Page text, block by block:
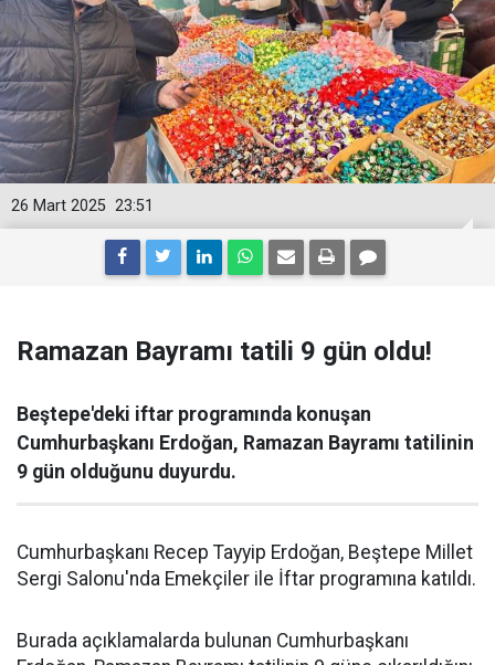
23:51
26 Mart 2025
Ramazan Bayramı tatili 9 gün oldu!
Beştepe'deki iftar programında konuşan
Cumhurbaşkanı Erdoğan, Ramazan Bayramı tatilinin
9 gün olduğunu duyurdu.
Cumhurbaşkanı Recep Tayyip Erdoğan, Beştepe Millet
Sergi Salonu'nda Emekçiler ile İftar programına katıldı.
Burada açıklamalarda bulunan Cumhurbaşkanı